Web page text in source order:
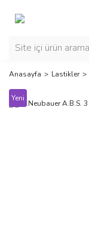
Anasayfa Lastikler
Yeni